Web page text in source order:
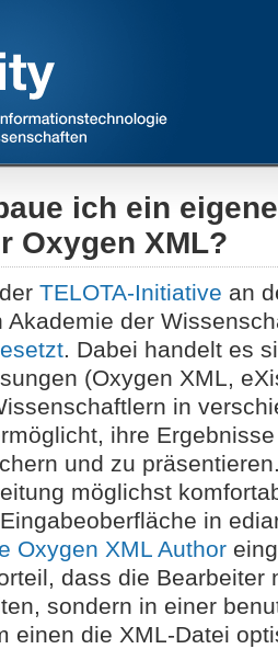
ich ein
Oxygen XML?
TELOTA-Initiative an
Akademie der
. Dabei handelt es
(Oxygen XML,
in
ihre
und zu
möglichst
in
Oxygen XML Author
dass die Bearbeiter
sondern in einer
einen die XML-Datei